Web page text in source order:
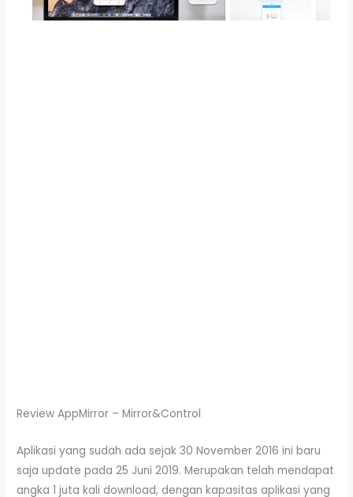
Review AppMirror – Mirror&Control
Aplikasi yang sudah ada sejak 30 November 2016 ini baru
saja update pada 25 Juni 2019. Merupakan telah mendapat
angka 1 juta kali download, dengan kapasitas aplikasi yang